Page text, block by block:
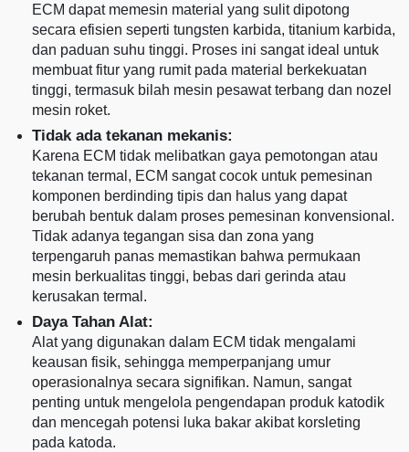
ECM dapat memesin material yang sulit dipotong
secara efisien seperti tungsten karbida, titanium karbida,
dan paduan suhu tinggi. Proses ini sangat ideal untuk
membuat fitur yang rumit pada material berkekuatan
tinggi, termasuk bilah mesin pesawat terbang dan nozel
mesin roket.
Tidak ada tekanan mekanis:
Karena ECM tidak melibatkan gaya pemotongan atau
tekanan termal, ECM sangat cocok untuk pemesinan
komponen berdinding tipis dan halus yang dapat
berubah bentuk dalam proses pemesinan konvensional.
Tidak adanya tegangan sisa dan zona yang
terpengaruh panas memastikan bahwa permukaan
mesin berkualitas tinggi, bebas dari gerinda atau
kerusakan termal.
Daya Tahan Alat:
Alat yang digunakan dalam ECM tidak mengalami
keausan fisik, sehingga memperpanjang umur
operasionalnya secara signifikan. Namun, sangat
penting untuk mengelola pengendapan produk katodik
dan mencegah potensi luka bakar akibat korsleting
pada katoda.